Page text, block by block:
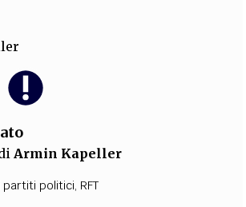
Armin Kapeller
partiti politici, RFT